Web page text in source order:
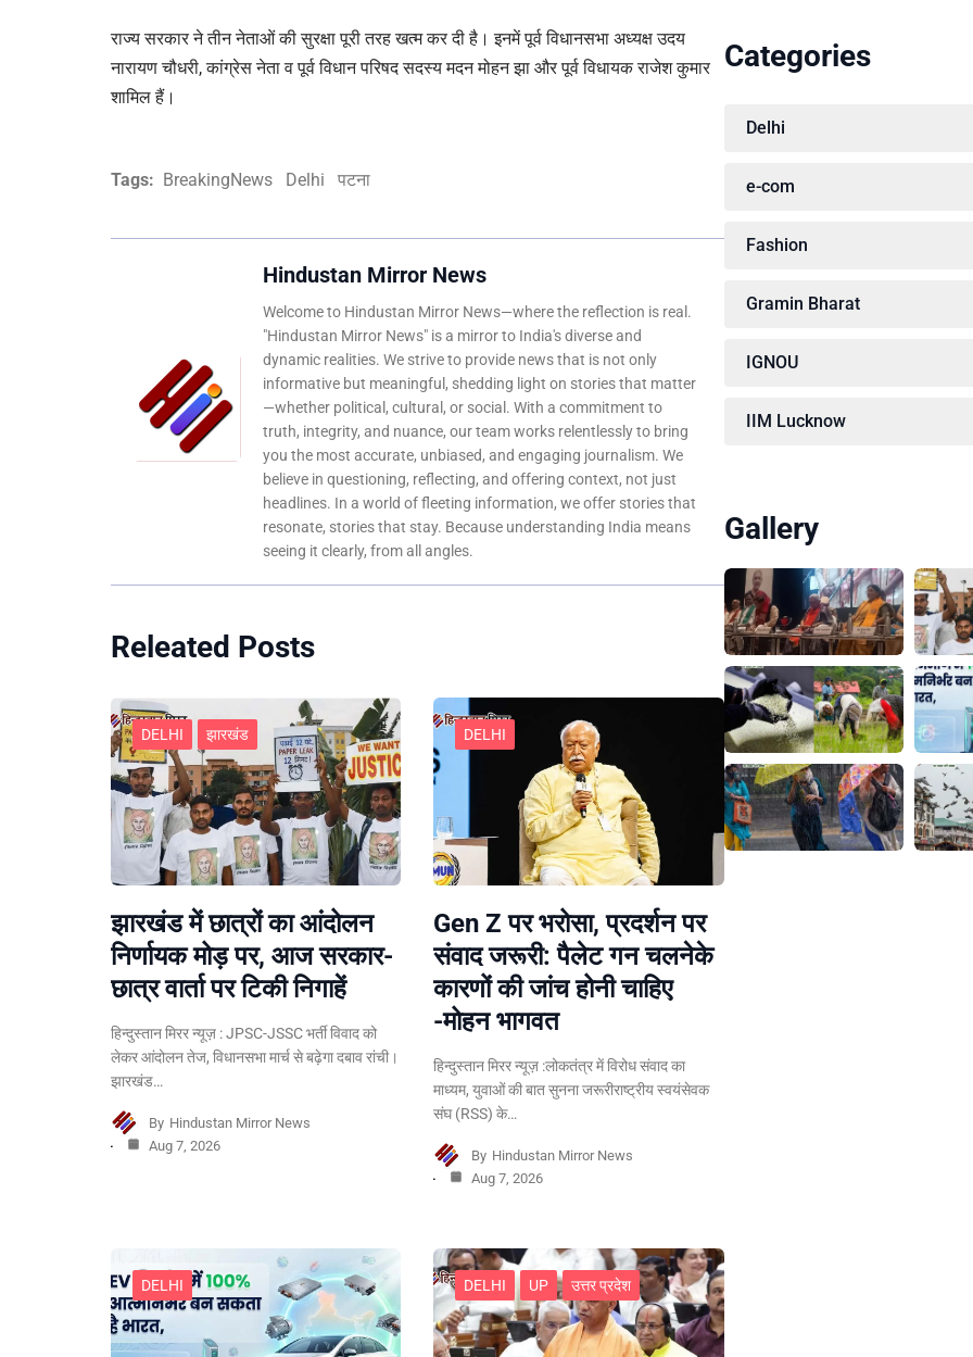
राज्य सरकार ने तीन नेताओं की सुरक्षा पूरी तरह खत्म कर दी है। इनमें पूर्व विधानसभा अध्यक्ष उदय
नारायण चौधरी, कांग्रेस नेता व पूर्व विधान परिषद सदस्य मदन मोहन झा और पूर्व विधायक राजेश कुमार
शामिल हैं।
Tags: BreakingNews Delhi पटना
Hindustan Mirror News
Welcome to Hindustan Mirror News—where the reflection is real.
"Hindustan Mirror News" is a mirror to India's diverse and
dynamic realities. We strive to provide news that is not only
informative but meaningful, shedding light on stories that matter
—whether political, cultural, or social. With a commitment to
truth, integrity, and nuance, our team works relentlessly to bring
you the most accurate, unbiased, and engaging journalism. We
believe in questioning, reflecting, and offering context, not just
headlines. In a world of fleeting information, we offer stories that
resonate, stories that stay. Because understanding India means
seeing it clearly, from all angles.
Releated Posts
DELHI झारखंड
झारखंड में छात्रों का आंदोलन
निर्णायक मोड़ पर, आज सरकार-
छात्र वार्ता पर टिकी निगाहें
हिन्दुस्तान मिरर न्यूज़ : JPSC-JSSC भर्ती विवाद को
लेकर आंदोलन तेज, विधानसभा मार्च से बढ़ेगा दबाव रांची।
झारखंड…
By Hindustan Mirror News
Aug 7, 2026
DELHI
Gen Z पर भरोसा, प्रदर्शन पर
संवाद जरूरी: पैलेट गन चलनेके
कारणों की जांच होनी चाहिए
-मोहन भागवत
हिन्दुस्तान मिरर न्यूज़ :लोकतंत्र में विरोध संवाद का
माध्यम, युवाओं की बात सुनना जरूरीराष्ट्रीय स्वयंसेवक
संघ (RSS) के…
By Hindustan Mirror News
Aug 7, 2026
DELHI DELHI UP उत्तर प्रदेश
Categories
Delhi
e-com
Fashion
Gramin Bharat
IGNOU
IIM Lucknow
Gallery